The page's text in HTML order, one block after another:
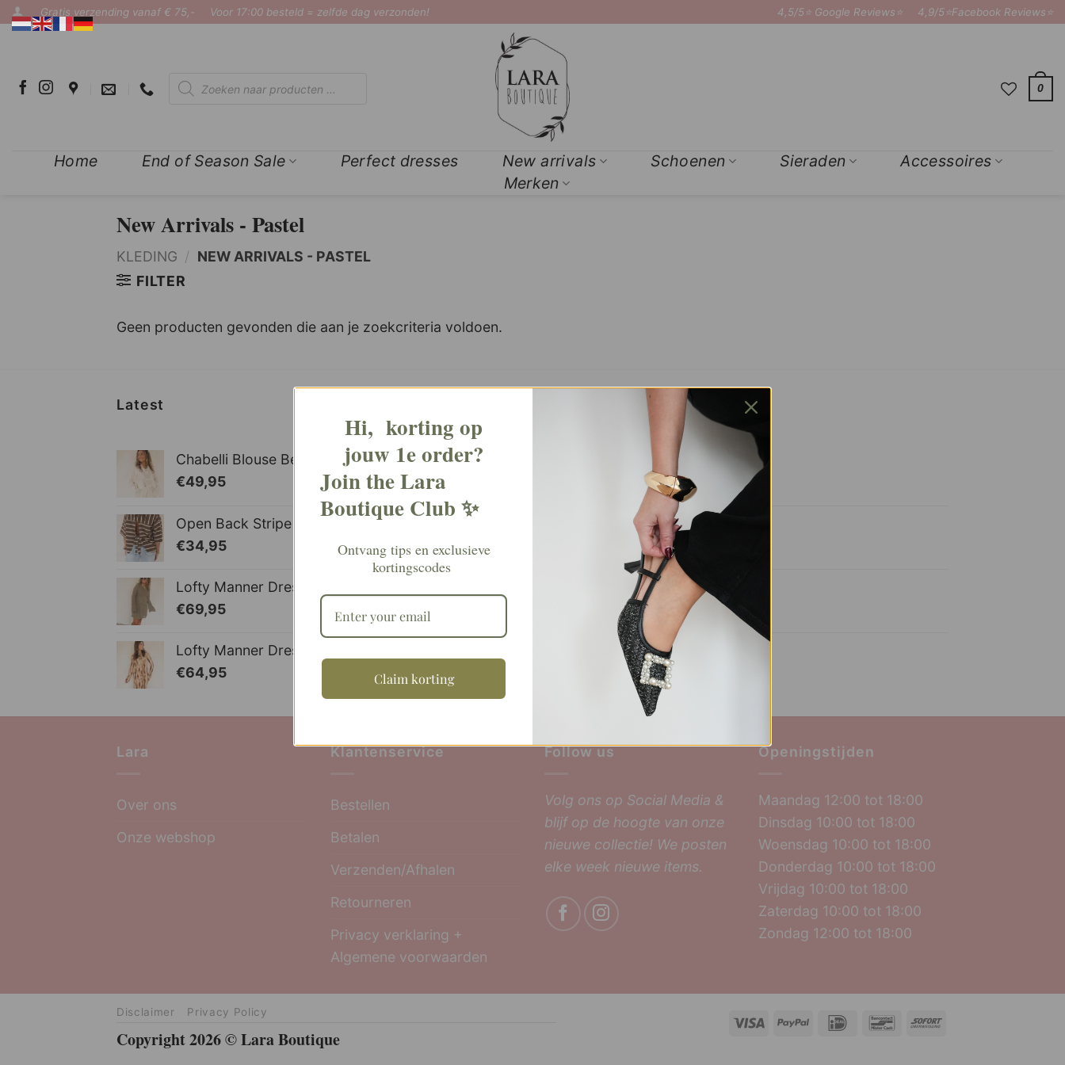
Ga
naar
Gratis verzending vanaf € 75,- Voor 17:00 besteld = zelfde dag verzonden! 4,5/5⭐ Google Reviews⭐ 4,9/5⭐Facebook Reviews⭐
zoeken
0
Home End of Season Sale Perfect dresses New arrivals Schoenen Sieraden
Accessoires
Merken
New Arrivals - Pastel
KLEDING / NEW ARRIVALS - PASTEL
FILTER
Geen producten gevonden die aan je zoekcriteria voldoen.
Latest
Chabelli Blouse Beige ~
€49,95
Open Back Stripe Shirt Brown~
€34,95
Lofty Manner Dress Hodee Mini Crochet Kaki
€69,95
Lofty Manner Dress Isani Maxi Mesh Brown
€64,95
Perfect Dress Cafe
36,90
Perfect Dress Olive
36,90
Perfect Dress Khaki
36,90
Perfect Dress Violet
36,90
Lara
Over ons
Onze webshop
Klantenservice
Bestellen
Betalen
Verzenden/Afhalen
Retourneren
Privacy verklaring +
Algemene voorwaarden
Follow us
Volg ons op Social Media &
blijf op de hoogte van onze
nieuwe collectie! We posten
elke week nieuwe items.
Openingstijden
Maandag 12:00 tot 18:00
Dinsdag 10:00 tot 18:00
Woensdag 10:00 tot 18:00
Donderdag 10:00 tot 18:00
Vrijdag 10:00 tot 18:00
Zaterdag 10:00 tot 18:00
Zondag 12:00 tot 18:00
Visa PayPal IDeal BancontactSofort
Disclaimer Privacy Policy
Copyright 2026 © Lara Boutique
Hi, korting op
jouw 1e order?
Join the Lara
Boutique Club ✨
Ontvang tips en exclusieve
kortingscodes
Claim korting